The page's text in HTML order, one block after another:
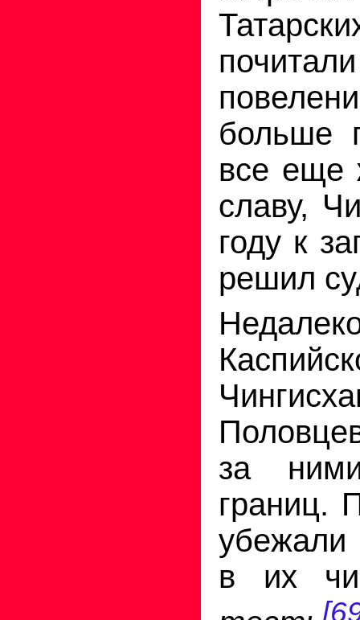
больше
все еще
славу,
году к
решил
за
границ.
убежали
в их